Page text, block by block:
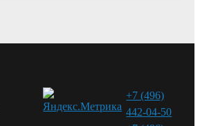
+7 (496)
442-04-50